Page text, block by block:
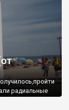
радиальные